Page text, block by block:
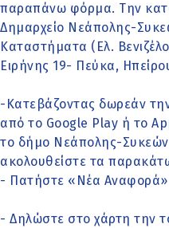
παραπάνω φόρμα. Την
Δημαρχείο Νεάπολης-
Καταστήματα (Ελ.
Ειρήνης 19- Πεύκα,
-Κατεβάζοντας δωρεάν
από το Google Play ή το
το δήμο Νεάπολης-Συκεών.
ακολουθείστε τα
- Πατήστε «Νέα Αναφορά»
- Δηλώστε στο χάρτη την